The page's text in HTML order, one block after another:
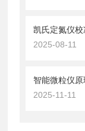
凯氏定氮仪
2025-08-11
智能微粒仪原
2025-11-11